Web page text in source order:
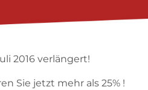
2016 verlängert!
Sie jetzt mehr als 25% !